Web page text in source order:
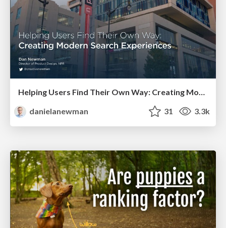
Helping Users Find Their Own Way: Creating Modern Search Experiences
danielanewman
31 3.3k